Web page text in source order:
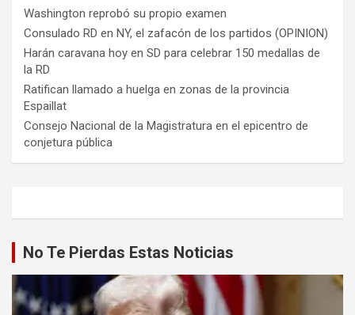
Washington reprobó su propio examen
Consulado RD en NY, el zafacón de los partidos (OPINION)
Harán caravana hoy en SD para celebrar 150 medallas de
la RD
Ratifican llamado a huelga en zonas de la provincia
Espaillat
Consejo Nacional de la Magistratura en el epicentro de
conjetura pública
No Te Pierdas Estas Noticias